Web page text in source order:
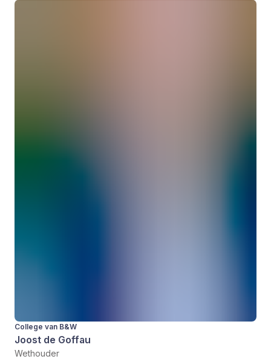
College van B&W
Joost de Goffau
Wethouder